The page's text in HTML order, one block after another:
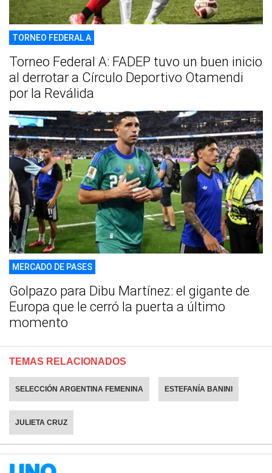
TORNEO FEDERAL A
Torneo Federal A: FADEP tuvo un buen inicio
al derrotar a Círculo Deportivo Otamendi
por la Reválida
MERCADO DE PASES
Golpazo para Dibu Martínez: el gigante de
Europa que le cerró la puerta a último
momento
TEMAS RELACIONADOS
SELECCIÓN ARGENTINA FEMENINA ESTEFANÍA BANINI
JULIETA CRUZ